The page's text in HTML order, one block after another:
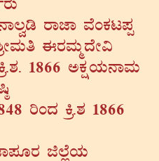
£Á®ér gÁeÁ ªÉAPÀl¥Àà
FgÀªÀÄäzÉÃ«
1866 CPÀëAiÀÄ£ÁªÀÄ
jAzÀ Qæ.±À 1866
f¯ÉèAiÀÄ